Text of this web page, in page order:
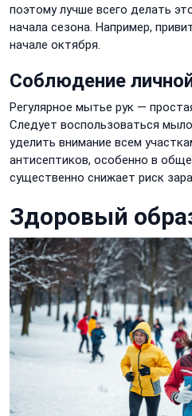
поэтому лучше всего делать
начала сезона. Например,
начале октября.
Соблюдение
Регулярное мытье рук —
Следует воспользоваться
уделить внимание всем
антисептиков, особенно в
существенно снижает риск
Здоровый